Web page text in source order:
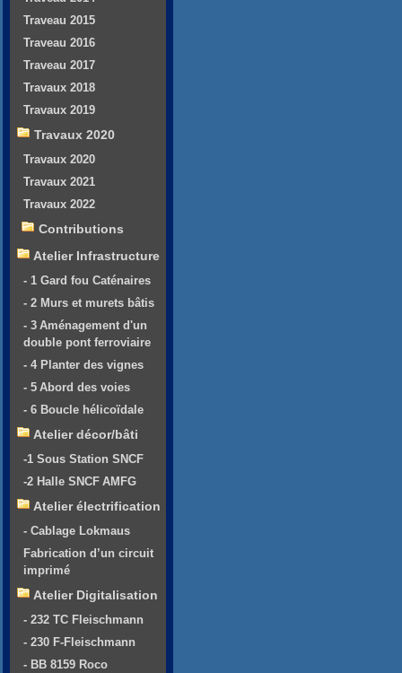
Traveau 2015
Traveau 2016
Traveau 2017
Travaux 2018
Travaux 2019
Travaux 2020
Travaux 2020
Travaux 2021
Travaux 2022
Contributions
Atelier Infrastructure
- 1 Gard fou Caténaires
- 2 Murs et murets bâtis
- 3 Aménagement d'un
double pont ferroviaire
- 4 Planter des vignes
- 5 Abord des voies
- 6 Boucle hélicoïdale
Atelier décor/bâti
-1 Sous Station SNCF
-2 Halle SNCF AMFG
Atelier électrification
- Cablage Lokmaus
Fabrication d’un circuit
imprimé
Atelier Digitalisation
- 232 TC Fleischmann
- 230 F-Fleischmann
- BB 8159 Roco